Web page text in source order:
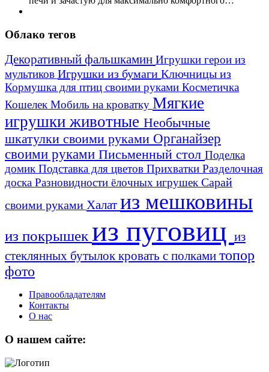
Облако тегов
Декоративный фальшкамин Игрушки герои из
мультиков Игрушки из бумаги Ключницы из
Кормушка для птиц своими руками Косметичка
КошелекМобиль на кроватку Мягкие
игрушки животные Необычные
шкатулки своими руками Органайзер
своими руками Письменный стол Поделка
домикПодставка для цветов Прихватки Разделочная
доска Разновидности ёлочных игрушекСарай
своими руками Халат из мешковины
из покрышек из пуговиц из
стеклянных бутылоккровать с полками топор
фото
Правообладателям
Контакты
О нас
О нашем сайте: